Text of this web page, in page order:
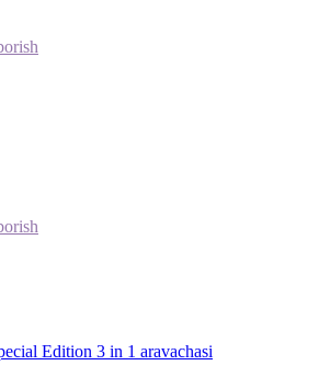
Edition 3 in 1 aravachasi